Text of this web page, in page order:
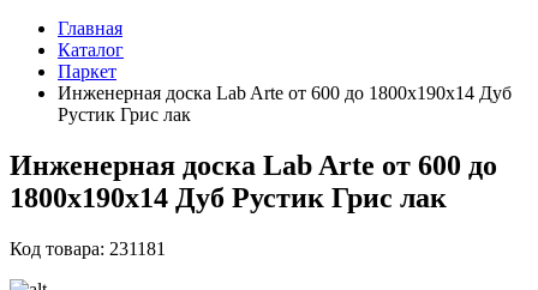
Главная
Каталог
Паркет
Инженерная доска Lab Arte от 600 до 1800х190х14 Дуб
Рустик Грис лак
Инженерная доска Lab Arte от 600 до
1800х190х14 Дуб Рустик Грис лак
Код товара: 231181